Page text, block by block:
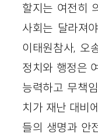
할지는 여전히
사회는 달라져
이태원참사, 오
정치와 행정은
능력하고 무책
치가 재난 대비
들의 생명과 안